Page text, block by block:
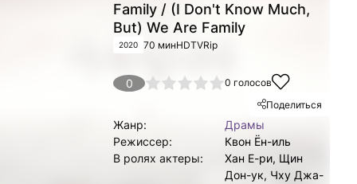
Family / (I Don't Know Much,
But) We Are Family
2020 70 минHDTVRip
0
4 5 0 голосов
Поделиться
Жанр:
Драмы
Режиссер:
Квон Ён-иль
В ролях актеры:
Хан Е-ри, Щин
Дон-ук, Чху Джа-